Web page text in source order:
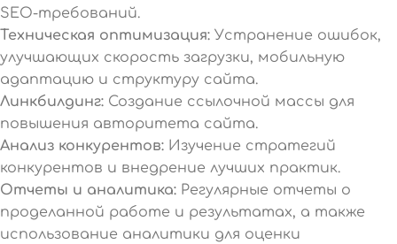
SEO-требований.
Техническая оптимизация: Устранение ошибок,
улучшающих скорость загрузки, мобильную
адаптацию и структуру сайта.
Линкбилдинг: Создание ссылочной массы для
повышения авторитета сайта.
Анализ конкурентов: Изучение стратегий
конкурентов и внедрение лучших практик.
Отчеты и аналитика: Регулярные отчеты о
проделанной работе и результатах, а также
использование аналитики для оценки